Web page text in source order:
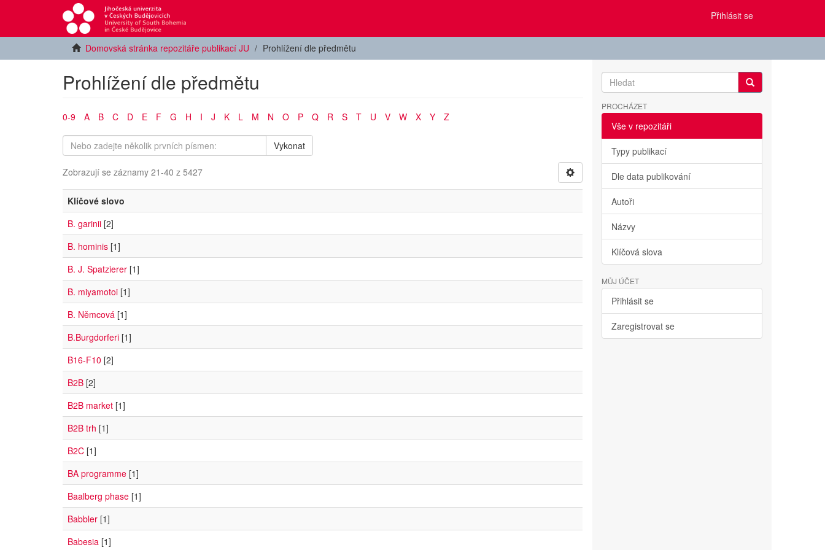
Přihlásit se
Domovská stránka repozitáře publikací JU Prohlížení dle předmětu
Prohlížení dle předmětu
0-9 A B C D E F G H I J K L M N O P Q R S T U V W X Y Z
Vykonat
Zobrazují se záznamy 21-40 z 5427
Klíčové slovo
B. garinii [2]
B. hominis [1]
B. J. Spatzierer [1]
B. miyamotoi [1]
B. Němcová [1]
B.Burgdorferi [1]
B16-F10 [2]
B2B [2]
B2B market [1]
B2B trh [1]
B2C [1]
BA programme [1]
Baalberg phase [1]
Babbler [1]
Babesia [1]
PROCHÁZET
Vše v repozitáři
Typy publikací
Dle data publikování
Autoři
Názvy
Klíčová slova
MŮJ ÚČET
Přihlásit se
Zaregistrovat se